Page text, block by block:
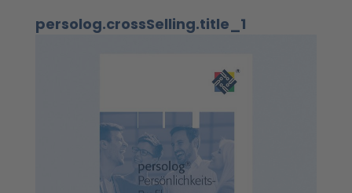
Produktgalerie überspringen
persolog.crossSelling.title_1